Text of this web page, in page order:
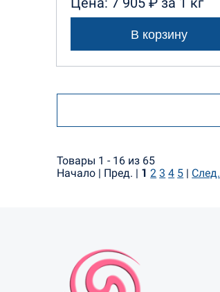
В корзину
Товары 1 - 16 из 65
Начало | Пред. | 1 2 3 4 5 | След.